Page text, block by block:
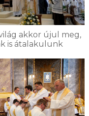
akkor újul meg,
is átalakulunk